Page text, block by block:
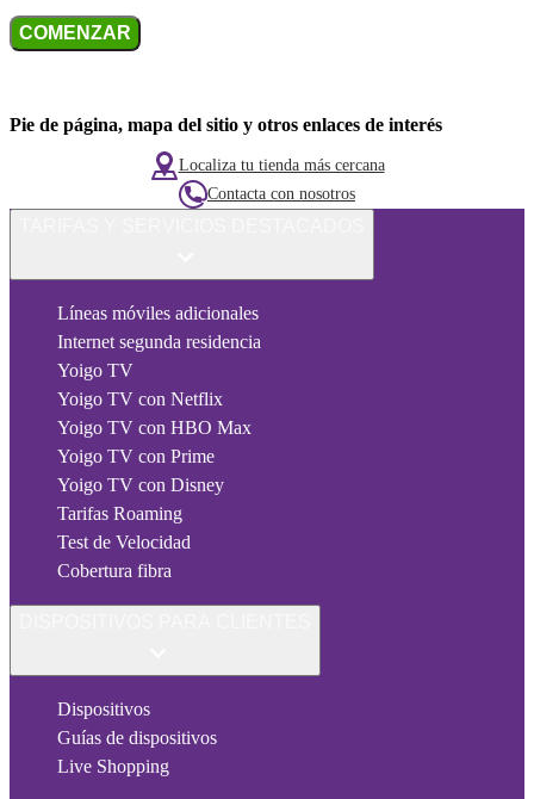
COMENZAR
Pie de página, mapa del sitio y otros enlaces de interés
Localiza tu tienda más cercana
Contacta con nosotros
Líneas móviles adicionales
Internet segunda residencia
Yoigo TV
Yoigo TV con Netflix
Yoigo TV con HBO Max
Yoigo TV con Prime
Yoigo TV con Disney
Tarifas Roaming
Test de Velocidad
Cobertura fibra
Dispositivos
Guías de dispositivos
Live Shopping